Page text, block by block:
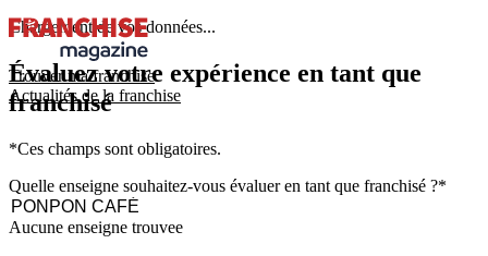
Trouver ma franchise
Actualités de la franchise
Chargement de vos données...
Évaluez votre expérience en tant que
franchisé
*Ces champs sont obligatoires.
Quelle enseigne souhaitez-vous évaluer en tant que franchisé ?*
Aucune enseigne trouvee